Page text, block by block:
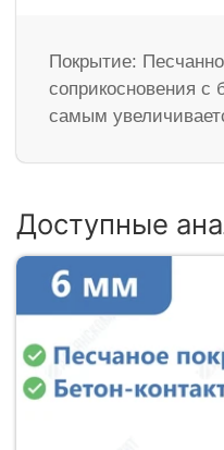
Покрытие:
соприкосновения с
самым
Доступные